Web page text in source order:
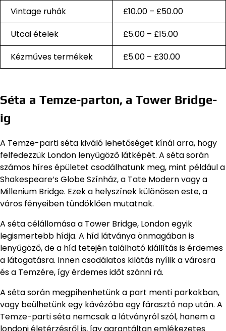
Vintage ruhák
£10.00 – £50.00
Utcai ételek
£5.00 – £15.00
Kézműves termékek
£5.00 – £30.00
Séta a Temze-parton, a Tower Bridge-
ig
A Temze-parti séta kiváló lehetőséget kínál arra, hogy
felfedezzük London lenyűgöző látképét. A séta során
számos híres épületet csodálhatunk meg, mint például a
Shakespeare’s Globe Színház, a Tate Modern vagy a
Millenium Bridge. Ezek a helyszínek különösen este, a
város fényeiben tündöklően mutatnak.
A séta célállomása a Tower Bridge, London egyik
legismertebb hídja. A híd látványa önmagában is
lenyűgöző, de a híd tetején található kiállítás is érdemes
a látogatásra. Innen csodálatos kilátás nyílik a városra
és a Temzére, így érdemes időt szánni rá.
A séta során megpihenhetünk a part menti parkokban,
vagy beülhetünk egy kávézóba egy fárasztó nap után. A
Temze-parti séta nemcsak a látványról szól, hanem a